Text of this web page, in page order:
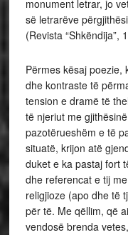
monument letrar, jo
së letrarëve
(Revista “Shkëndija”,
Përmes kësaj poezie,
dhe kontraste të
tension e dramë të
të njeriut me
pazotërueshëm e të
situatë, krijon atë
duket e ka pastaj fort
dhe referencat e tij
religjioze (apo dhe të
për të. Me qëllim, që
vendosë brenda